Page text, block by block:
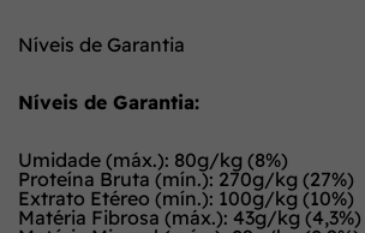
Níveis de Garantia
Níveis de Garantia:
Umidade (máx.): 80g/kg (8%)
Proteína Bruta (mín.): 270g/kg (27%)
Extrato Etéreo (mín.): 100g/kg (10%)
Matéria Fibrosa (máx.): 43g/kg (4,3%)